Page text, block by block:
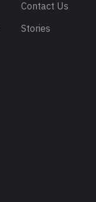
Contact Us
Stories